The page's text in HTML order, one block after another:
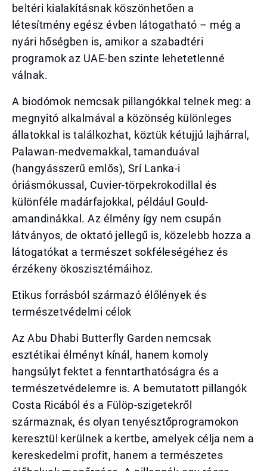
beltéri kialakításnak köszönhetően a
létesítmény egész évben látogatható – még a
nyári hőségben is, amikor a szabadtéri
programok az UAE-ben szinte lehetetlenné
válnak.
A biodómok nemcsak pillangókkal telnek meg: a
megnyitó alkalmával a közönség különleges
állatokkal is találkozhat, köztük kétujjú lajhárral,
Palawan-medvemakkal, tamanduával
(hangyásszerű emlős), Srí Lanka-i
óriásmókussal, Cuvier-törpekrokodillal és
különféle madárfajokkal, például Gould-
amandinákkal. Az élmény így nem csupán
látványos, de oktató jellegű is, közelebb hozza a
látogatókat a természet sokféleségéhez és
érzékeny ökoszisztémáihoz.
Etikus forrásból származó élőlények és
természetvédelmi célok
Az Abu Dhabi Butterfly Garden nemcsak
esztétikai élményt kínál, hanem komoly
hangsúlyt fektet a fenntarthatóságra és a
természetvédelemre is. A bemutatott pillangók
Costa Ricából és a Fülöp-szigetekről
származnak, és olyan tenyésztőprogramokon
keresztül kerülnek a kertbe, amelyek célja nem a
kereskedelmi profit, hanem a természetes